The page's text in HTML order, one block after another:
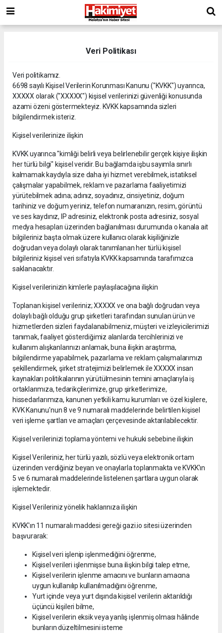
Veri Politikası
Veri politikamız.
6698 sayılı Kişisel Verilerin Korunması Kanunu ("KVKK") uyarınca,
XXXXX olarak ("XXXXX") kişisel verilerinizi güvenliği konusunda
azami özeni göstermekteyiz. KVKK kapsamında sizleri
bilgilendirmek isteriz.
Kişisel verilerinize ilişkin
KVKK uyarınca "kimliği belirli veya belirlenebilir gerçek kişiye ilişkin
her türlü bilgi" kişisel veridir. Bu bağlamda işbu sayımla sınırlı
kalmamak kaydıyla size daha iyi hizmet verebilmek, istatiksel
çalışmalar yapabilmek, reklam ve pazarlama faaliyetimizi
yürütebilmek adına; adınız, soyadınız, cinsiyetiniz, doğum
tarihiniz ve doğum yeriniz, telefon numaranızın, resim, görüntü
ve ses kaydınız, IP adresiniz, elektronik posta adresiniz, sosyal
medya hesapları üzerinden bağlanılması durumunda o kanala ait
bilgileriniz başta olmak üzere kullanıcı olarak kişiliğinizle
doğrudan veya dolaylı olarak tanımlanan her türlü kişisel
bilgileriniz kişisel veri sıfatıyla KVKK kapsamında tarafımızca
saklanacaktır.
Kişisel verilerinizin kimlerle paylaşılacağına ilişkin
Toplanan kişisel verileriniz; XXXXX ve ona bağlı doğrudan veya
dolaylı bağlı olduğu grup şirketleri tarafından sunulan ürün ve
hizmetlerden sizleri faydalanabilmeniz, müşteri ve izleyicilerimizi
tanımak, faaliyet gösterdiğimiz alanlarda tercihlerinizi ve
kullanım alışkanlarınızı anlamak, buna ilişkin araştırma,
bilgilendirme yapabilmek, pazarlama ve reklam çalışmalarımızı
şekillendirmek, şirket stratejimizi belirlemek ile XXXXX insan
kaynakları politikalarının yürütülmesinin temini amaçlarıyla iş
ortaklarımıza, tedarikçilerimize, grup şirketlerimize,
hissedarlarımıza, kanunen yetkili kamu kurumları ve özel kişilere,
KVK Kanunu'nun 8 ve 9 numaralı maddelerinde belirtilen kişisel
veri işleme şartları ve amaçları çerçevesinde aktarılabilecektir.
Kişisel verilerinizi toplama yöntemi ve hukuki sebebine ilişkin
Kişisel Verileriniz, her türlü yazılı, sözlü veya elektronik ortam
üzerinden verdiğiniz beyan ve onaylarla toplanmakta ve KVKK'ın
5 ve 6 numaralı maddelerinde listelenen şartlara uygun olarak
işlemektedir.
Kişisel Verileriniz yönelik haklarınıza ilişkin
KVKK'ın 11 numaralı maddesi gereği gazi.io sitesi üzerinden
başvurarak:
Kişisel veri işlenip işlenmediğini öğrenme,
Kişisel verileri işlenmişse buna ilişkin bilgi talep etme,
Kişisel verilerin işlenme amacını ve bunların amacına
uygun kullanılıp kullanılmadığını öğrenme,
Yurt içinde veya yurt dışında kişisel verilerin aktarıldığı
üçüncü kişileri bilme,
Kişisel verilerin eksik veya yanlış işlenmiş olması hâlinde
bunların düzeltilmesini isteme